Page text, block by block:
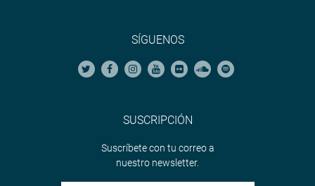
SÍGUENOS
SUSCRIPCIÓN
Suscríbete con tu correo a
nuestro newsletter.